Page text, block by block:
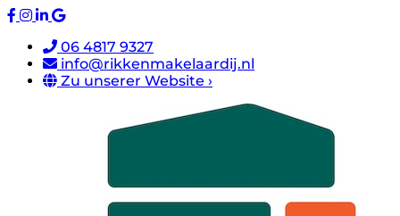
06 4817 9327
info@rikkenmakelaardij.nl
Zu unserer Website ›